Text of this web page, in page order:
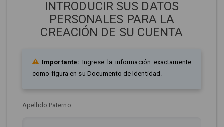
INTRODUCIR SUS DATOS
PERSONALES PARA LA
CREACIÓN DE SU CUENTA
Importante: Ingrese la información exactamente
como figura en su Documento de Identidad.
Apellido Paterno